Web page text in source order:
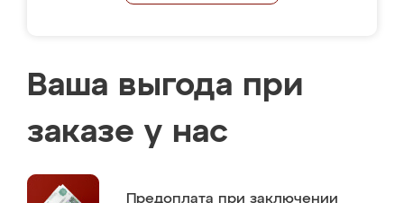
Ваша выгода при
заказе у нас
Предоплата при заключении